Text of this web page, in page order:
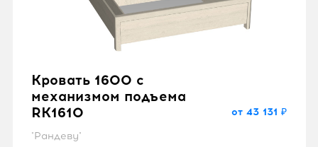
Кровать 1600 с
механизмом подъема
RK1610
"Рандеву"
от 43 131 ₽